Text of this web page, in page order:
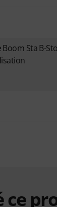
Boom Sta B-
ce